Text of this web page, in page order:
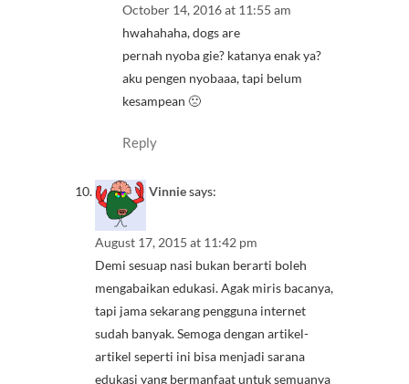
October 14, 2016 at 11:55 am
hwahahaha, dogs are
pernah nyoba gie? katanya enak ya?
aku pengen nyobaaa, tapi belum
kesampean 🙁
Reply
Vinniesays:
August 17, 2015 at 11:42 pm
Demi sesuap nasi bukan berarti boleh
mengabaikan edukasi. Agak miris bacanya,
tapi jama sekarang pengguna internet
sudah banyak. Semoga dengan artikel-
artikel seperti ini bisa menjadi sarana
edukasi yang bermanfaat untuk semuanya